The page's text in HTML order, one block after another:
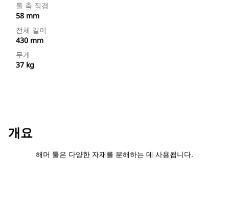
툴 축 직경
58 mm
전체 길이
430 mm
무게
37 kg
개요
해머 툴은 다양한 자재를 분해하는 데 사용됩니다.